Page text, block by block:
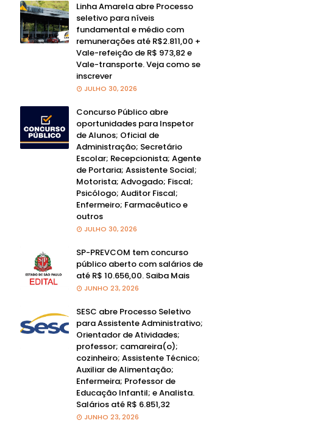
Linha Amarela abre Processo
seletivo para níveis
fundamental e médio com
remunerações até R$2.811,00 +
Vale-refeição de R$ 973,82 e
Vale-transporte. Veja como se
inscrever
JULHO 30, 2026
Concurso Público abre
oportunidades para Inspetor
de Alunos; Oficial de
Administração; Secretário
Escolar; Recepcionista; Agente
de Portaria; Assistente Social;
Motorista; Advogado; Fiscal;
Psicólogo; Auditor Fiscal;
Enfermeiro; Farmacêutico e
outros
JULHO 30, 2026
SP-PREVCOM tem concurso
público aberto com salários de
até R$ 10.656,00. Saiba Mais
JUNHO 23, 2026
SESC abre Processo Seletivo
para Assistente Administrativo;
Orientador de Atividades;
professor; camareira(o);
cozinheiro; Assistente Técnico;
Auxiliar de Alimentação;
Enfermeira; Professor de
Educação Infantil; e Analista.
Salários até R$ 6.851,32
JUNHO 23, 2026